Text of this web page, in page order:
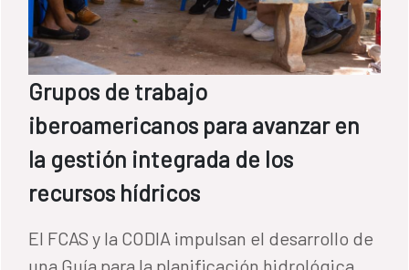
Grupos de trabajo
iberoamericanos para avanzar en
la gestión integrada de los
recursos hídricos
El FCAS y la CODIA impulsan el desarrollo de
una Guía para la planificación hidrológica